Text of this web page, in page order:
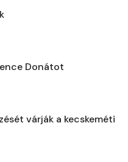
Donátot
várják a kecskeméti